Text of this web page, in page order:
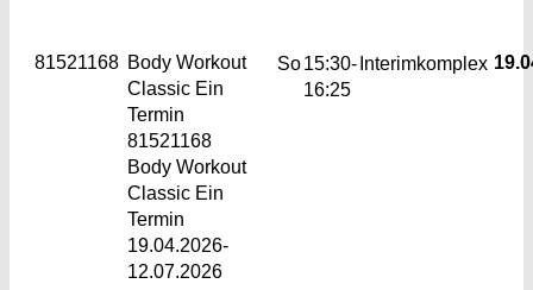
81521168 Body Workout
Classic Ein
Termin
81521168
Body Workout
Classic Ein
Termin
19.04.2026-
12.07.2026
So15:30-
16:25
Interimkomplex